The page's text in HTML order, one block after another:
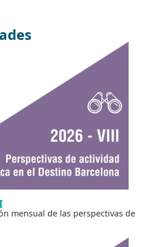
mensual de las perspectivas de